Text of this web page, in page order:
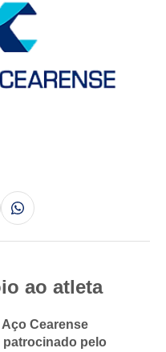
ao atleta
Cearense
patrocinado pelo